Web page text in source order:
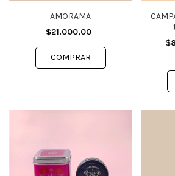
AMORAMA
$21.000,00